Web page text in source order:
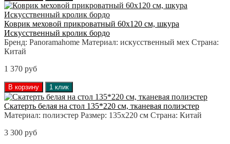
Коврик меховой прикроватный 60х120 см, шкура
Искусственный кролик бордо
Бренд: Panoramahome Материал: искусственный мех Страна:
Китай
1 370 руб
В корзину 1 клик
Скатерть белая на стол 135*220 см, тканевая полиэстер
Материал: полиэстер Размер: 135х220 см Страна: Китай
3 300 руб